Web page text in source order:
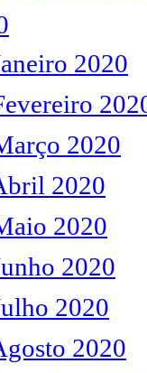
2020
2020
2020
2020
2020
2020
2020